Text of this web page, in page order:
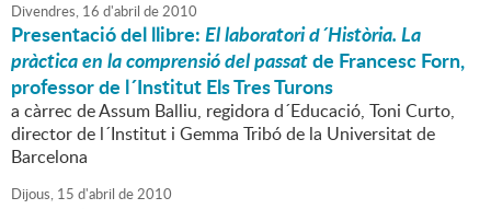
Divendres, 16 d'abril de2010
Presentació del llibre:El laboratori d´Història. La
pràctica en la comprensió del passatde Francesc Forn,
professor de l´Institut Els Tres Turons
a càrrec de Assum Balliu, regidora d´Educació, Toni Curto,
director de l´Institut i Gemma Tribó de la Universitat de
Barcelona
Dijous, 15 d'abril de2010